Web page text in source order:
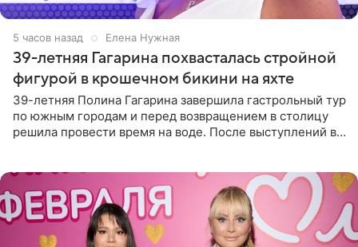
5 часов назад Елена Нужная
39-летняя Гагарина похвасталась стройной
фигурой в крошечном бикини на яхте
39-летняя Полина Гагарина завершила гастрольный тур
по южным городам и перед возвращением в столицу
решила провести время на воде. После выступлений в